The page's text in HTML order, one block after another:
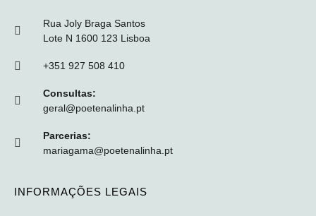
Rua Joly Braga Santos
Lote N 1600 123 Lisboa
+351 927 508 410
Consultas:
geral@poetenalinha.pt
Parcerias:
mariagama@poetenalinha.pt
INFORMAÇÕES LEGAIS